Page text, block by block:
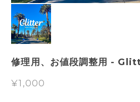
修理用、お値段調整用 -
¥1,000